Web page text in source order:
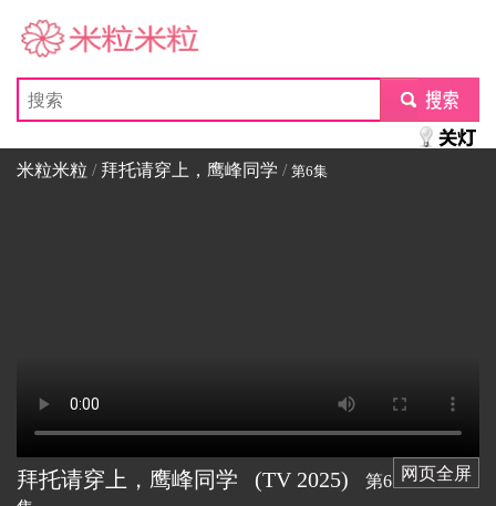
米粒米粒
submit
米粒米粒 / 拜托请穿上，鹰峰同学 / 第6集
网页全屏
拜托请穿上，鹰峰同学 (TV 2025)
第6